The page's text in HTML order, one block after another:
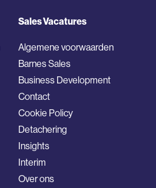
Sales Vacatures
Algemene voorwaarden
Barnes Sales
Business Development
Contact
Cookie Policy
Detachering
Insights
Interim
Over ons